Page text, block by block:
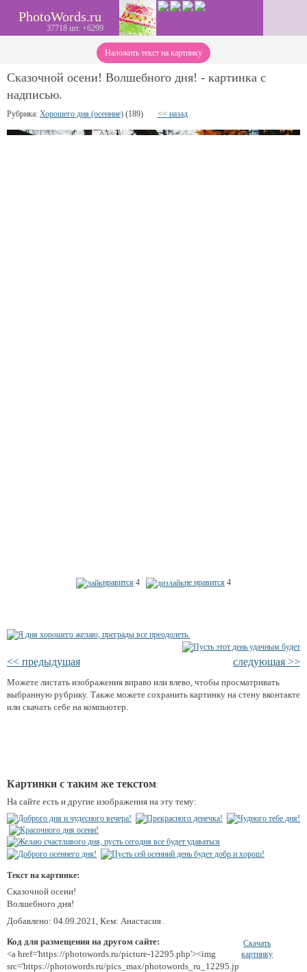
PhotoWords.ru
37718 шт. +6299
Наложить текст на картинку
Сказочной осени! Волшебного дня! - картинка с
надписью.
Рубрика: Хорошего дня (осенние) (189) << назад
нравится 4 не нравится 4
<< предыдущая следующая >>
Можете листать изображения вправо или влево, чтобы просматривать
выбранную рубрику. Также можете сохранить картинку на стену вконтакте
или скачать себе на компьютер.
Картинки с таким же текстом:
На сайте есть и другие изображения на эту тему:
Текст на картинке:
Сказочной осени!
Волшебного дня!
Добавлено: 04.09.2021, Кем: Анастасия .
Код для размещения на другом сайте:
<a href='https://photowords.ru/picture-12295.php'><img
src='https://photowords.ru/pics_max/photowords_ru_12295.jp
Скачать
картинку